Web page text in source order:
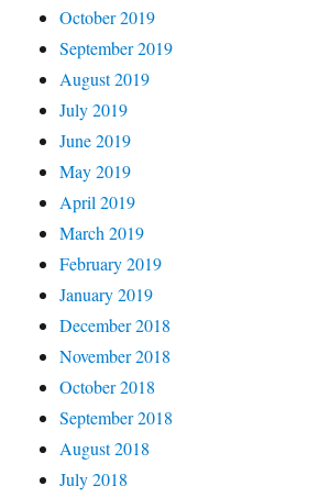
October 2019
September 2019
August 2019
July 2019
June 2019
May 2019
April 2019
March 2019
February 2019
January 2019
December 2018
November 2018
October 2018
September 2018
August 2018
July 2018